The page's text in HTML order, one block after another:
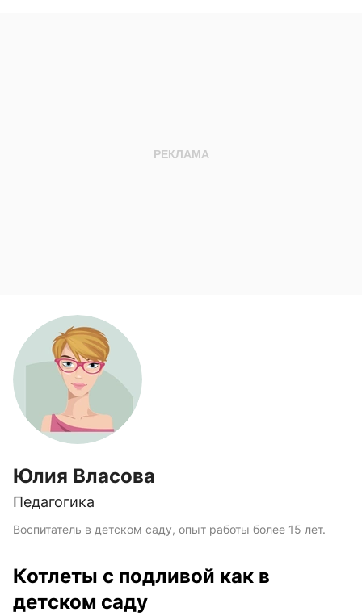
Юлия Власова
Педагогика
Воспитатель в детском саду, опыт работы более 15 лет.
Котлеты с подливой как в
детском саду